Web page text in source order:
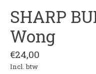
SHARP
Wong
€24,00
Incl. btw